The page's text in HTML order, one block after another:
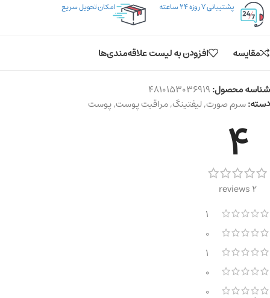
پشتیبانی ۷ روزه ۲۴ ساعته امکان تحویل سریع
مقایسه افزودن به لیست علاقه‌مندی‌ها
شناسه محصول:4810153036919
دسته:سرم صورت,لیفتینگ,مراقبت پوست,پوست
4
2 reviews
1
0
1
0
0